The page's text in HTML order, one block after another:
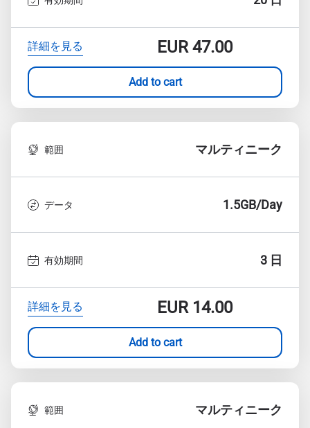
詳細を見る EUR47.00
Add to cart
範囲 マルティニーク
データ 1.5GB/Day
有効期間 3 日
詳細を見る EUR14.00
Add to cart
範囲 マルティニーク